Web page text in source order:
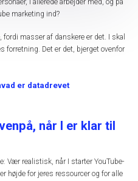
I allerede arbejder med, og på
marketing ind?
fordi masser af danskere er det. I skal
forretning. Det er det, bjerget ovenfor
er datadrevet
når I er klar til
Vær realistisk, når I starter YouTube-
højde for jeres ressourcer og for alle